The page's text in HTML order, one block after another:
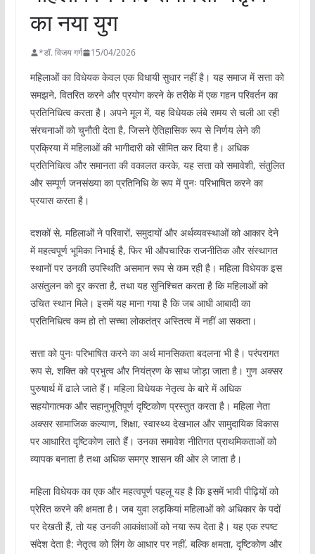
का नया युग
*डॉ. विजय गर्ग 15/04/2026
महिलाओं का विधेयक केवल एक विधायी सुधार नहीं है। यह समाज में सत्ता को
समझने, वितरित करने और प्रयोग करने के तरीके में एक गहन परिवर्तन का
प्रतिनिधित्व करता है। अपने मूल में, यह विधेयक लंबे समय से चली आ रही
संरचनाओं को चुनौती देता है, जिसने ऐतिहासिक रूप से निर्णय लेने की
प्रक्रिया में महिलाओं की भागीदारी को सीमित कर दिया है। अधिक
प्रतिनिधित्व और समानता की वकालत करके, यह सत्ता को समावेशी, संतुलित
और सम्पूर्ण जनसंख्या का प्रतिनिधि के रूप में पुनः परिभाषित करने का
प्रयास करता है।
दशकों से, महिलाओं ने परिवारों, समुदायों और अर्थव्यवस्थाओं को आकार देने
में महत्वपूर्ण भूमिका निभाई है, फिर भी औपचारिक राजनीतिक और संस्थागत
स्थानों पर उनकी उपस्थिति असमान रूप से कम रही है। महिला विधेयक इस
असंतुलन को दूर करता है, तथा यह सुनिश्चित करता है कि महिलाओं को
उचित स्थान मिले। इसमें यह माना गया है कि जब आधी आबादी का
प्रतिनिधित्व कम हो तो सच्चा लोकतंत्र अस्तित्व में नहीं आ सकता।
सत्ता को पुनः परिभाषित करने का अर्थ मानसिकता बदलना भी है। परंपरागत
रूप से, शक्ति को प्रभुत्व और नियंत्रण के साथ जोड़ा जाता है। गुण अक्सर
पुरुषार्थ में ढाले जाते हैं। महिला विधेयक नेतृत्व के बारे में अधिक
सहयोगात्मक और सहानुभूतिपूर्ण दृष्टिकोण प्रस्तुत करता है। महिला नेता
अक्सर सामाजिक कल्याण, शिक्षा, स्वास्थ्य देखभाल और सामुदायिक विकास
पर आधारित दृष्टिकोण लाते हैं। उनका समावेश नीतिगत प्राथमिकताओं को
व्यापक बनाता है तथा अधिक समग्र शासन की ओर ले जाता है।
महिला विधेयक का एक और महत्वपूर्ण पहलू यह है कि इसमें भावी पीढ़ियों को
प्रेरित करने की क्षमता है। जब युवा लड़कियां महिलाओं को अधिकार के पदों
पर देखती हैं, तो यह उनकी आकांक्षाओं को नया रूप देता है। यह एक स्पष्ट
संदेश देता है: नेतृत्व को लिंग के आधार पर नहीं, बल्कि क्षमता, दृष्टिकोण और